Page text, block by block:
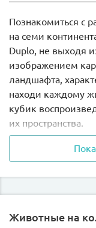
Познакомиться с
на семи
Duplo, не выходя
изображением
ландшафта,
находи каждому
кубик
их пространства.
С Лего 10975 вы
деревья,
высокие пальмы,
и ветвистый дуб.
собирается
Животные на